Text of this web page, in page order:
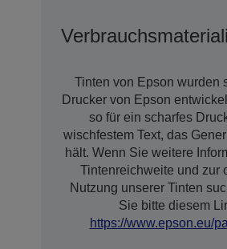
Tinten von Epson wurden
Drucker von Epson
so für ein scharfes
wischfestem Text, das
hält. Wenn Sie weitere
Tintenreichweite und zur
Nutzung unserer Tinten
Sie bitte diesem
https://www.epson.eu/